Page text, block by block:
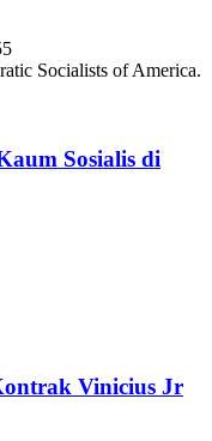
Sosialis di
Vinicius Jr